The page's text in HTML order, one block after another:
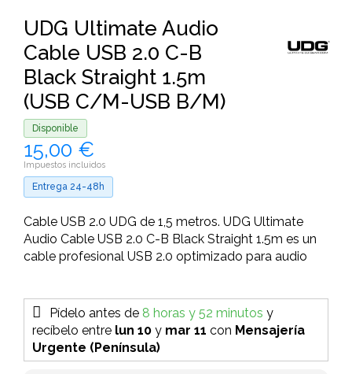
UDG Ultimate Audio
Cable USB 2.0 C-B
Black Straight 1.5m
(USB C/M-USB B/M)
Disponible
15,00 €
Impuestos incluidos
Entrega 24-48h
Cable USB 2.0 UDG de 1,5 metros. UDG Ultimate
Audio Cable USB 2.0 C-B Black Straight 1.5m es un
cable profesional USB 2.0 optimizado para audio
Pídelo antes de 8 horas y 52 minutos y
recíbelo entre lun 10 y mar 11 con Mensajería
Urgente (Península)